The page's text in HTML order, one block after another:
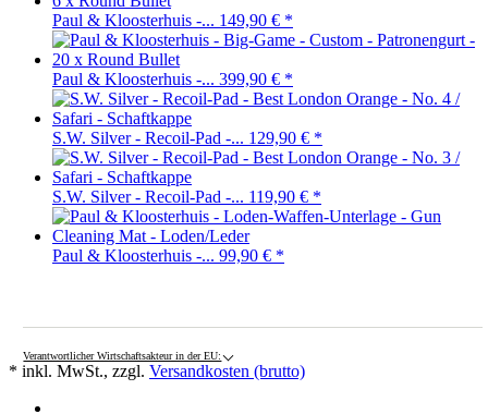
Paul & Kloosterhuis -... 149,90 € *
Paul & Kloosterhuis -... 399,90 € *
S.W. Silver - Recoil-Pad -... 129,90 € *
S.W. Silver - Recoil-Pad -... 119,90 € *
Paul & Kloosterhuis -... 99,90 € *
Verantwortlicher Wirtschaftsakteur in der EU:
* inkl. MwSt., zzgl. Versandkosten (brutto)